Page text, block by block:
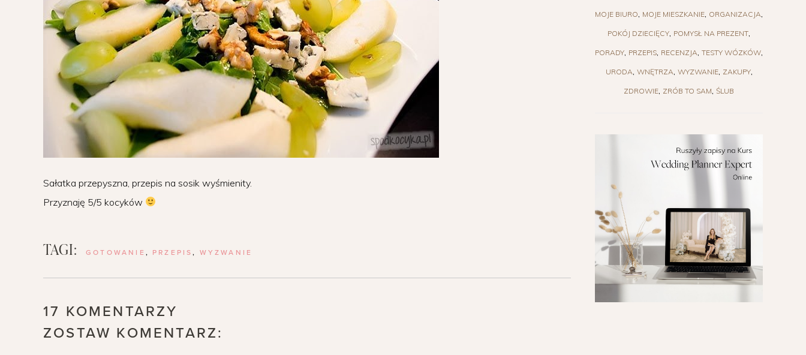
Sałatka przepyszna, przepis na sosik wyśmienity.
Przyznaję 5/5 kocyków
TAGI: GOTOWANIE , PRZEPIS , WYZWANIE
17 KOMENTARZY
ZOSTAW KOMENTARZ:
MOJE BIURO MOJE MIESZKANIE ORGANIZACJA
POKÓJ DZIECIĘCY POMYSŁ NA PREZENT
PORADY PRZEPIS RECENZJA TESTY WÓZKÓW
URODA WNĘTRZA WYZWANIE ZAKUPY
ZDROWIE ZRÓB TO SAM ŚLUB